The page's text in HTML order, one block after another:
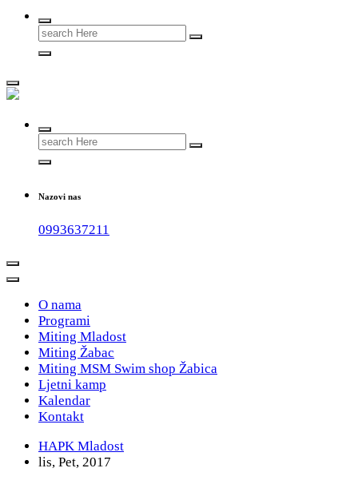
Search
for:
#teammladost
Search
for:
Nazovi nas
0993637211
O nama
Programi
Miting Mladost
Miting Žabac
Miting MSM Swim shop Žabica
Ljetni kamp
Kalendar
Kontakt
HAPK Mladost
lis, Pet, 2017